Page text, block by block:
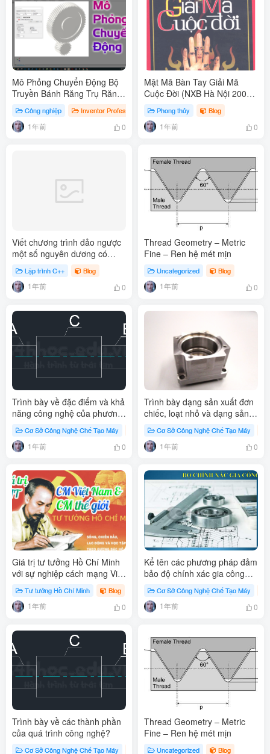
Mô Phỏng Chuyển Động Bộ
Truyền Bánh Răng Trụ Răng
Nghiêng Trên Inventor
Công nghiệp Inventor Profesional Thiết kế Cơ khí
1年前 0
Mật Mã Bàn Tay Giải Mã
Cuộc Đời (NXB Hà Nội 2008)
– Thiệu Vĩ Hoa, 495
Trang.pdf
Phong thủy Blog
1年前 0
Viết chương trình đảo ngược
một số nguyên dương có
đúng 3 chữ số C++
Lập trình C++ Blog
1年前 0
Thread Geometry – Metric
Fine – Ren hệ mét mịn
Uncategorized Blog
1年前 0
Trình bày về đặc điểm và khả
năng công nghệ của phương
pháp tiện?
Cơ Sở Công Nghệ Chế Tạo Máy Học cơ khí Blog
1年前 0
Trình bày dạng sản xuất đơn
chiếc, loạt nhỏ và dạng sản
xuất loạt lớn, hàng khối?
Cơ Sở Công Nghệ Chế Tạo Máy
1年前 0
Giá trị tư tưởng Hồ Chí Minh
với sự nghiệp cách mạng Việt
Nam và cách mạng thế giới
Tư tưởng Hồ Chí Minh Blog # Tư tưởng Hồ Chí Minh
1年前 0
Kể tên các phương pháp đảm
bảo độ chính xác gia công
trên máy công cụ? Trình bày
về phương pháp đo dò – cắt
thử?
Cơ Sở Công Nghệ Chế Tạo Máy
1年前 0
Trình bày về các thành phần
của quá trình công nghệ?
Cơ Sở Công Nghệ Chế Tạo Máy Công nghiệp Học cơ khí
Thread Geometry – Metric
Fine – Ren hệ mét mịn
Uncategorized Blog